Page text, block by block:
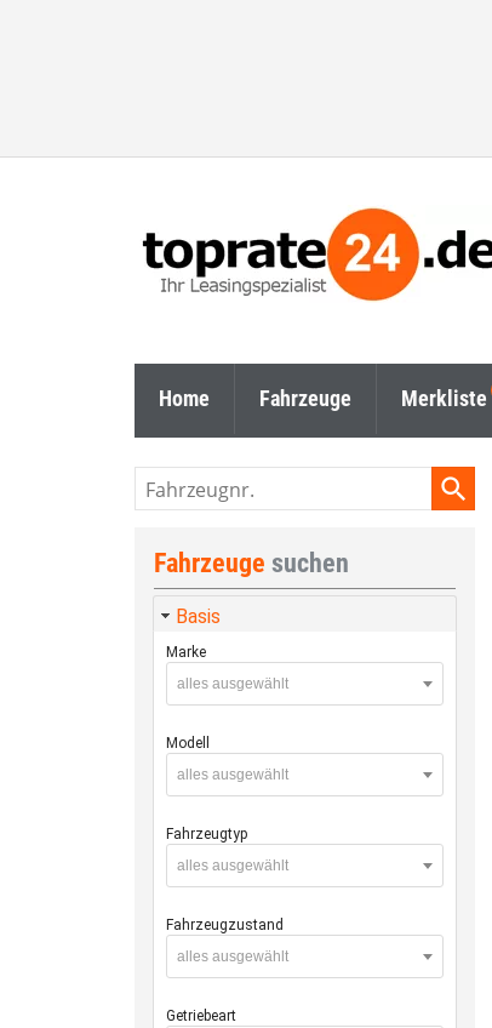
Home Fahrzeuge Merkliste
Fahrzeugnr.
Fahrzeuge suchen
Basis
Marke
alles ausgewählt
Modell
alles ausgewählt
Fahrzeugtyp
alles ausgewählt
Fahrzeugzustand
alles ausgewählt
Getriebeart